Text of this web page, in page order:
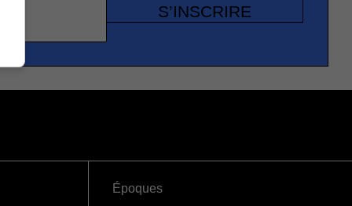
S’INSCRIRE
Époques